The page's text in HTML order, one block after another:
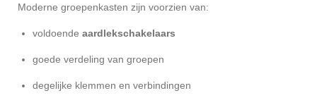
Moderne groepenkasten zijn voorzien van:
voldoende aardlekschakelaars
goede verdeling van groepen
degelijke klemmen en verbindingen